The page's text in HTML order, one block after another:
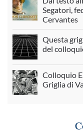
Segatori,
Cervantes
Questa
del
Colloquio
Griglia di